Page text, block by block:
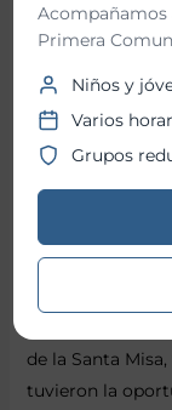
Domingo
El pasado 31 de
nuestro
fortalecer los
de la Santa
tuvieron la
Acompañamos
Primera
Niños y
Varios
Grupos